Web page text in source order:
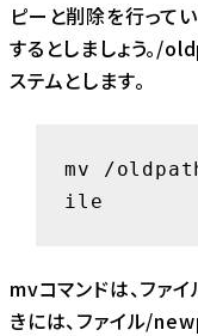
ピーと削除を行って
するとしましょう。/
ステムとします。
mv /
ile
mvコマンドは、フ
きには、ファイル/